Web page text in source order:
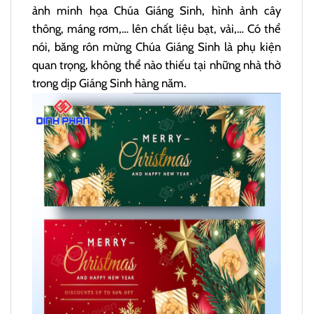
ảnh minh họa Chúa Giáng Sinh, hình ảnh cây
thông, máng rơm,… lên chất liệu bạt, vải,… Có thể
nói, băng rôn mừng Chúa Giáng Sinh là phụ kiện
quan trọng, không thể nào thiếu tại những nhà thờ
trong dịp Giáng Sinh hàng năm.